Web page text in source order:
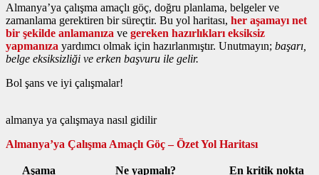
Almanya’ya çalışma amaçlı göç, doğru planlama, belgeler ve
zamanlama gerektiren bir süreçtir. Bu yol haritası, her aşamayı net
bir şekilde anlamanıza ve gereken hazırlıkları eksiksiz
yapmanıza yardımcı olmak için hazırlanmıştır. Unutmayın; başarı,
belge eksiksizliği ve erken başvuru ile gelir.
Bol şans ve iyi çalışmalar!
almanya ya çalışmaya nasıl gidilir
Almanya’ya Çalışma Amaçlı Göç – Özet Yol Haritası
Aşama Ne yapmalı? En kritik nokta